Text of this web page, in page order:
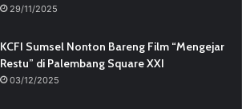
29/11/2025
KCFI Sumsel Nonton Bareng Film “Mengejar
Restu” di Palembang Square XXI
03/12/2025